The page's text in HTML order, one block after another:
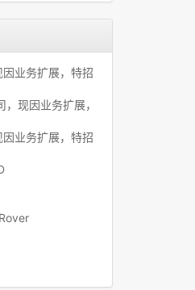
业务扩展，特招
现因业务扩展，
业务扩展，特招